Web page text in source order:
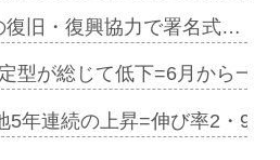
復旧・復興協力で署名式…
型が総じて低下=6月から一
5年連続の上昇=伸び率2・